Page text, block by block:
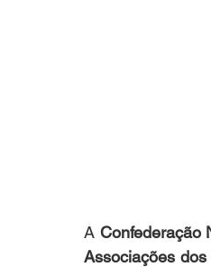
A Confederação
Associações